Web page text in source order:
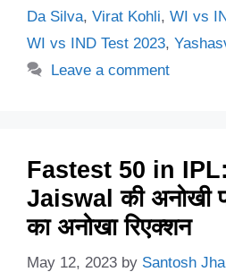
Da Silva, Virat Kohli, WI vs
WI vs IND Test 2023,
Leave a comment
Fastest 50 in
Jaiswal की अनोखी
का अनोखा रिएक्शन
May 12, 2023 by Santosh Jha